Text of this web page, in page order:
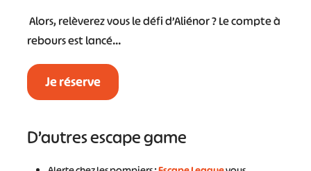
Alors, relèverez vous le défi d’Aliénor ? Le compte à
rebours est lancé…
Je réserve
D’autres escape game